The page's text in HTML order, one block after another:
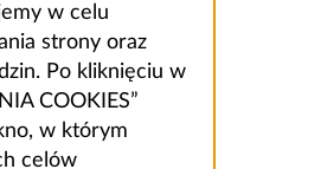
w celu
strony oraz
Po kliknięciu w
COOKIES”
w którym
celów